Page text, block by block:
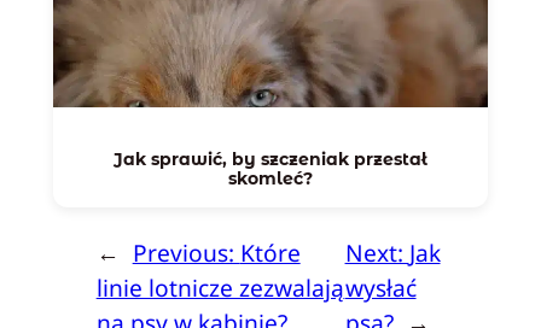
Jak sprawić, by szczeniak przestał
skomleć?
← Previous: Które
linie lotnicze zezwalają
Next: Jak
wysłać